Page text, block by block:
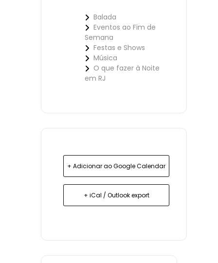
Balada
Eventos ao Fim de
Semana
Festas e Shows
Música
O que fazer à Noite
em RJ
+ Adicionar ao Google Calendar
+ iCal / Outlook export